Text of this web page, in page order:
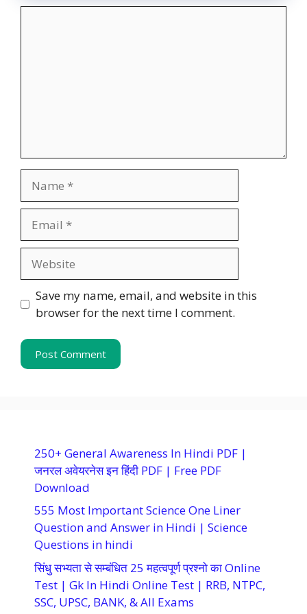
Save my name, email, and website in this
browser for the next time I comment.
250+ General Awareness In Hindi PDF |
जनरल अवेयरनेस इन हिंदी PDF | Free PDF
Download
555 Most Important Science One Liner
Question and Answer in Hindi | Science
Questions in hindi
सिंधु सभ्यता से सम्बंधित 25 महत्वपूर्ण प्रश्नो का Online
Test | Gk In Hindi Online Test | RRB, NTPC,
SSC, UPSC, BANK, & All Exams